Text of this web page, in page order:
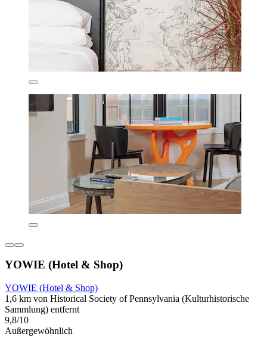
YOWIE (Hotel & Shop)
YOWIE (Hotel & Shop)
1,6 km von Historical Society of Pennsylvania (Kulturhistorische
Sammlung) entfernt
9,8/10
Außergewöhnlich